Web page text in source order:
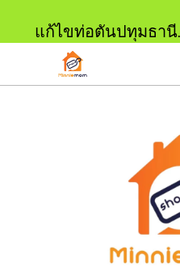
แก้ไขท่อตันปทุมธานี